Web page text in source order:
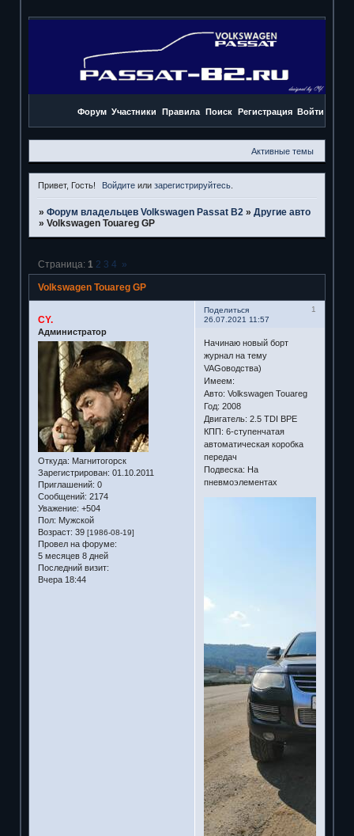
Форум Участники Правила Поиск Регистрация Войти
Активные темы
Привет, Гость! Войдите илизарегистрируйтесь
» Форум владельцев Volkswagen Passat B2 » Другие авто
» Volkswagen Touareg GP
Volkswagen Touareg GP
Страница: 1 2 3 4 »
Поделиться
1
26.07.2021 11:57
CY.
Администратор
Откуда: Магнитогорск
Зарегистрирован: 01.10.2011
Приглашений: 0
Сообщений: 2174
Уважение: +504
Пол: Мужской
Возраст: 39 [1986-08-19]
Провел на форуме:
5 месяцев 8 дней
Последний визит:
Вчера 18:44
Начинаю новый борт
журнал на тему
VAGоводства)
Имеем:
Авто: Volkswagen Touareg
Год: 2008
Двигатель: 2.5 TDI BPE
КПП: 6-ступенчатая
автоматическая коробка
передач
Подвеска: На
пневмоэлементах